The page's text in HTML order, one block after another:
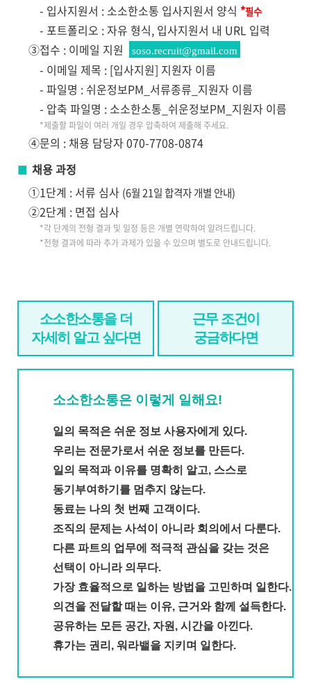
- 입사지원서 : 소소한소통 입사지원서 양식 *필수
- 포트폴리오 : 자유 형식, 입사지원서 내 URL 입력
③접수 : 이메일 지원
soso.recruit@gmail.com
- 이메일 제목 : [입사지원] 지원자 이름
- 파일명 : 쉬운정보PM_서류종류_지원자 이름
- 압축 파일명 : 소소한소통_쉬운정보PM_지원자 이름
*제출할 파일이 여러 개일 경우 압축하여 제출해 주세요.
④문의 : 채용 담당자 070-7708-0874
■ ​ 채용 과정
①1단계 : 서류 심사 (6월 21일 합격자 개별 안내)
②2단계 : 면접 심사
*각 단계의 전형 결과 및 일정 등은 개별 연락하여 알려드립니다.
*전형 결과에 따라 추가 과제가 있을 수 있으며 별도로 안내드립니다.
소소한소통을 더
자세히 알고 싶다면
근무 조건이
궁금하다면
소소한소통은 이렇게 일해요!
일의 목적은 쉬운 정보 사용자에게 있다.
우리는 전문가로서 쉬운 정보를 만든다.
일의 목적과 이유를 명확히 알고, 스스로
동기부여하기를 멈추지 않는다.
동료는 나의 첫 번째 고객이다.
조직의 문제는 사석이 아니라 회의에서 다룬다.
다른 파트의 업무에 적극적 관심을 갖는 것은
선택이 아니라 의무다.
가장 효율적으로 일하는 방법을 고민하며 일한다.
의견을 전달할 때는 이유, 근거와 함께 설득한다.
공유하는 모든 공간, 자원, 시간을 아낀다.
휴가는 권리, 워라밸을 지키며 일한다.